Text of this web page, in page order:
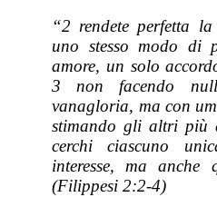
“2 rendete perfetta
uno stesso modo di
amore, un solo
3 non facendo
vanagloria, ma con
stimando gli altri più
cerchi ciascuno
interesse, ma
(Filippesi 2:2-4)